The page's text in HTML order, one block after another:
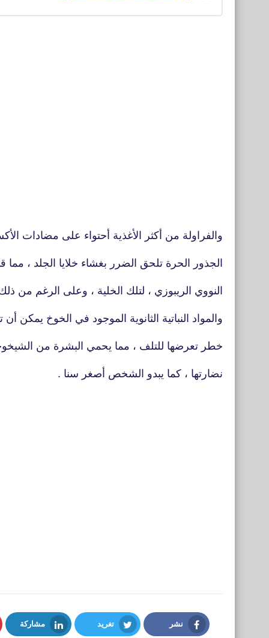
والفراولة من أكثر الأغذية أحتواء على مضادات
الجذور الحرة تلحق الضرر بغشاء خلايا الجلد ،
النووي الريبوزي ، لتلك الخلية ، وعلى الرغم من
والمواد النباتية الثانوية الموجود في الخوخ يمكن
خطر تعرضها للتلف ، مما يحمي البشرة من
نضارتها ، كما يبدو الشخص أصغر سنا .
نشر تغريد مشاركة